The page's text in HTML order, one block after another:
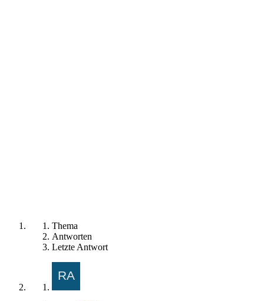
Thema
Antworten
Letzte Antwort